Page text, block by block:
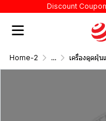
Discount
Home-2 ... เครื่องดูดฝุ่น